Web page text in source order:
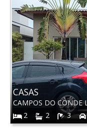
CASAS
CAMPOS DO CONDE
2
2 3